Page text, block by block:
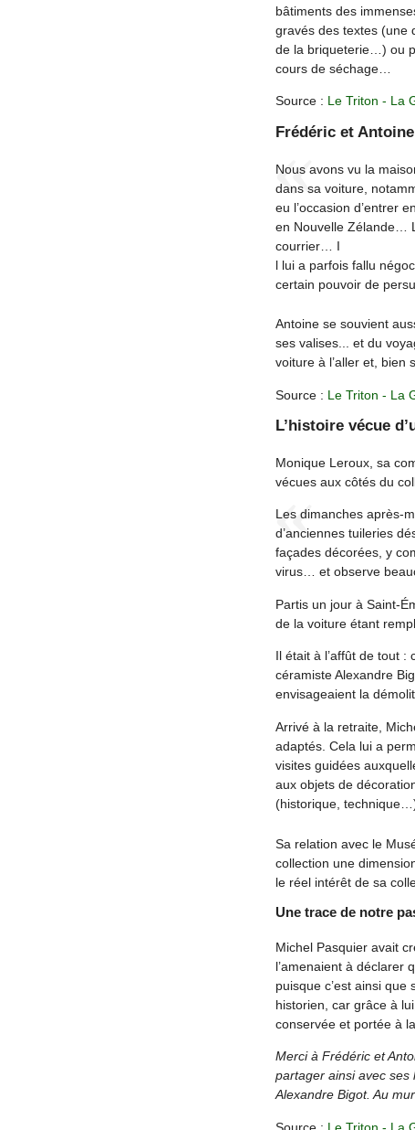
bâtiments des
gravés des textes (une
de la briqueterie…) ou
cours de séchage…
Source : Le Triton - La
Frédéric et
Nous avons vu la
dans sa voiture,
eu l’occasion d’entrer
en Nouvelle Zélande…
courrier… I
l lui a parfois fallu
certain pouvoir de
Antoine se souvient
ses valises... et du
voiture à l’aller et, bien
Source : Le Triton - La
L’histoire vécue
Monique Leroux, sa
vécues aux côtés du
Les dimanches après-
d’anciennes tuileries
façades décorées, y
virus… et observe
Partis un jour à Saint-
de la voiture étant
Il était à l’affût de tout :
céramiste Alexandre
envisageaient la
Arrivé à la retraite,
adaptés. Cela lui a
visites guidées
aux objets de
(historique,
Sa relation avec le
collection une
le réel intérêt de sa
Une trace de notre
Michel Pasquier avait
l’amenaient à déclarer
puisque c’est ainsi
historien, car grâce à
conservée et portée à
Merci à Frédéric et
partager ainsi avec ses
Alexandre Bigot. Au
Source : Le Triton - La